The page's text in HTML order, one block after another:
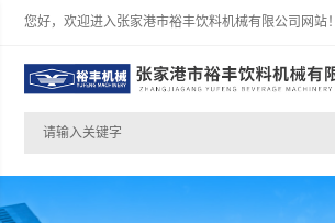
您好，欢迎进入张家港市裕丰饮料机械有限公司网站！